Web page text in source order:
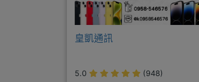
皇凱通訊
5.0
(948)